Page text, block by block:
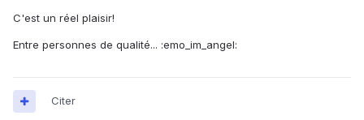
C'est un réel plaisir!
Entre personnes de qualité... :emo_im_angel:
Citer